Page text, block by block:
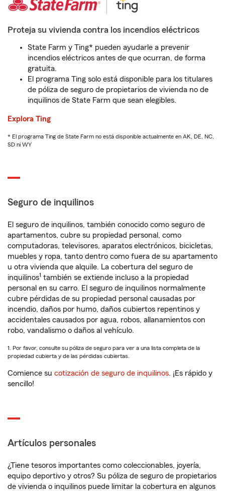
Proteja su vivienda contra los incendios eléctricos
State Farm y Ting* pueden ayudarle a prevenir
incendios eléctricos antes de que ocurran, de forma
gratuita.
El programa Ting solo está disponible para los titulares
de póliza de seguro de propietarios de vivienda no de
inquilinos de State Farm que sean elegibles.
Explora Ting
* El programa Ting de State Farm no está disponible actualmente en AK, DE, NC,
SD ni WY
Seguro de inquilinos
El seguro de inquilinos, también conocido como seguro de
apartamentos, cubre su propiedad personal, como
computadoras, televisores, aparatos electrónicos, bicicletas,
muebles y ropa, tanto dentro como fuera de su apartamento
u otra vivienda que alquile. La cobertura del seguro de
inquilinos1 también se extiende incluso a la propiedad
personal en su carro. El seguro de inquilinos normalmente
cubre pérdidas de su propiedad personal causadas por
incendio, daños por humo, daños cubiertos repentinos y
accidentales causados por agua, robos, allanamientos con
robo, vandalismo o daños al vehículo.
1. Por favor, consulte su póliza de seguro para ver a una lista completa de la
propiedad cubierta y de las pérdidas cubiertas.
Comience su cotización de seguro de inquilinos. ¡Es rápido y
sencillo!
Artículos personales
¿Tiene tesoros importantes como coleccionables, joyería,
equipo deportivo y otros? Su póliza de seguro de propietarios
de vivienda o inquilinos puede limitar la cobertura en algunos